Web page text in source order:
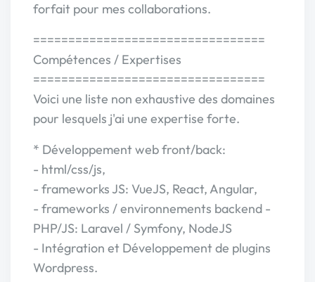
forfait pour mes collaborations.
=================================
Compétences / Expertises
=================================
Voici une liste non exhaustive des domaines
pour lesquels j'ai une expertise forte.
* Développement web front/back:
- html/css/js,
- frameworks JS: VueJS, React, Angular,
- frameworks / environnements backend -
PHP/JS: Laravel / Symfony, NodeJS
- Intégration et Développement de plugins
Wordpress.